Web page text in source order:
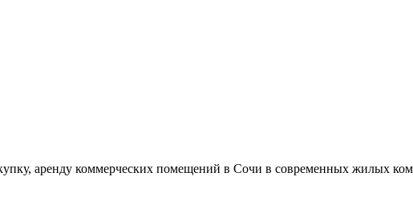
аренду коммерческих помещений в Сочи в современных жилых